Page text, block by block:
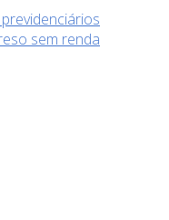
sem renda